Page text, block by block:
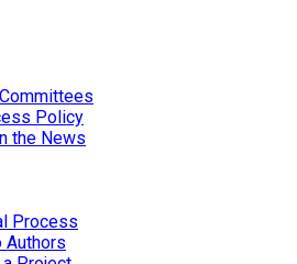
Policy
the News
Process
Authors